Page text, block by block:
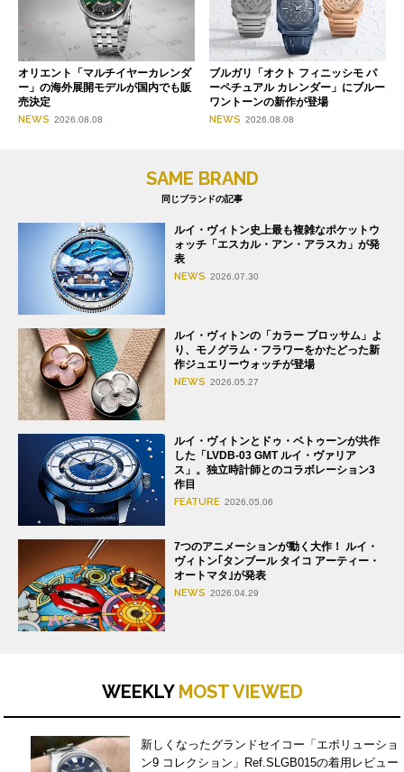
オリエント「マルチイヤーカレンダ
ー」の海外展開モデルが国内でも販
売決定
NEWS 2026.08.08
ブルガリ「オクト フィニッシモ パ
ーペチュアル カレンダー」にブルー
ワントーンの新作が登場
NEWS 2026.08.08
SAME BRAND
同じブランドの記事
ルイ・ヴィトン史上最も複雑なポケットウ
ォッチ「エスカル・アン・アラスカ」が発
表
NEWS 2026.07.30
ルイ・ヴィトンの「カラー ブロッサム」よ
り、モノグラム・フラワーをかたどった新
作ジュエリーウォッチが登場
NEWS 2026.05.27
ルイ・ヴィトンとドゥ・ベトゥーンが共作
した「LVDB-03 GMT ルイ・ヴァリア
ス」。独立時計師とのコラボレーション3
作目
FEATURE 2026.05.06
7つのアニメーションが動く大作！ ルイ・
ヴィトン｢タンブール タイコ アーティー・
オートマタ｣が発表
NEWS 2026.04.29
WEEKLY MOST VIEWED
新しくなったグランドセイコー「エボリューショ
ン9 コレクション」Ref.SLGB015の着用レビュー